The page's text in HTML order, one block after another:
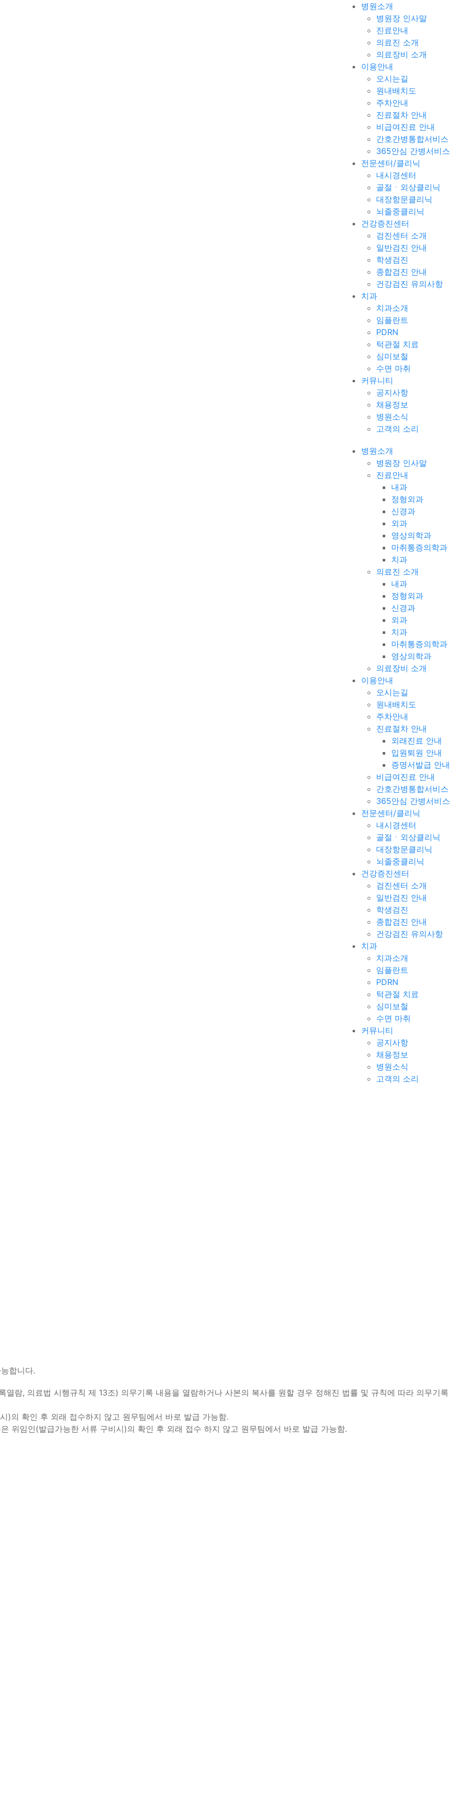
병원소개
병원장 인사말
진료안내
의료진 소개
의료장비 소개
이용안내
오시는길
원내배치도
주차안내
진료절차 안내
비급여진료 안내
간호간병통합서비스
365안심 간병서비스
전문센터/클리닉
내시경센터
골절ㆍ외상클리닉
대장항문클리닉
뇌졸중클리닉
건강증진센터
검진센터 소개
일반검진 안내
학생검진
종합검진 안내
건강검진 유의사항
치과
치과소개
임플란트
PDRN
턱관절 치료
심미보철
수면 마취
커뮤니티
공지사항
채용정보
병원소식
고객의 소리
병원소개
병원장 인사말
진료안내
내과
정형외과
신경과
외과
영상의학과
마취통증의학과
치과
의료진 소개
내과
정형외과
신경과
외과
치과
마취통증의학과
영상의학과
의료장비 소개
이용안내
오시는길
원내배치도
주차안내
진료절차 안내
외래진료 안내
입원퇴원 안내
증명서발급 안내
비급여진료 안내
간호간병통합서비스
365안심 간병서비스
전문센터/클리닉
내시경센터
골절ㆍ외상클리닉
대장항문클리닉
뇌졸중클리닉
건강증진센터
검진센터 소개
일반검진 안내
학생검진
종합검진 안내
건강검진 유의사항
치과
치과소개
임플란트
PDRN
턱관절 치료
심미보철
수면 마취
커뮤니티
공지사항
채용정보
병원소식
고객의 소리
합니다.
열람, 의료법 시행규칙 제 13조) 의무기록 내용을 열람하거나 사본의 복사를 원할 경우 정해진 법률 및 규칙에 따라 의무기록
)의 확인 후 외래 접수하지 않고 원무팀에서 바로 발급 가능함.
위임인(발급가능한 서류 구비시)의 확인 후 외래 접수 하지 않고 원무팀에서 바로 발급 가능함.